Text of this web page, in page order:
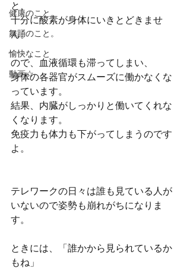
健康のこと。
舞踊のこと。
愉快なこと
動画☆
と、
十分に酸素が身体にいきとどきませ
ん。
ので、血液循環も滞ってしまい、
身体の各器官がスムーズに働かなくな
っています。
結果、内臓がしっかりと働いてくれな
くなります。
免疫力も体力も下がってしまうのです
よ。
テレワークの日々は誰も見ている人が
いないので姿勢も崩れがちになりま
す。
ときには、「誰かから見られているか
もね」